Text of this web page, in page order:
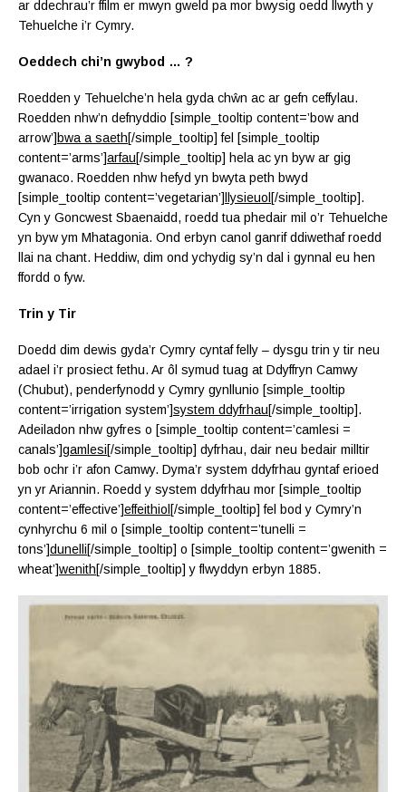
ar ddechrau’r ffilm er mwyn gweld pa mor bwysig oedd llwyth y
Tehuelche i’r Cymry.
Oeddech chi’n gwybod … ?
Roedden y Tehuelche’n hela gyda chŵn ac ar gefn ceffylau.
Roedden nhw’n defnyddio [simple_tooltip content=’bow and
arrow’] bwa a saeth[/simple_tooltip] fel [simple_tooltip
content=’arms’]arfau[/simple_tooltip] hela ac yn byw ar gig
gwanaco. Roedden nhw hefyd yn bwyta peth bwyd
[simple_tooltip content=’vegetarian’] llysieuol [/simple_tooltip].
Cyn y Goncwest Sbaenaidd, roedd tua phedair mil o’r Tehuelche
yn byw ym Mhatagonia. Ond erbyn canol ganrif ddiwethaf roedd
llai na chant. Heddiw, dim ond ychydig sy’n dal i gynnal eu hen
ffordd o fyw.
Trin y Tir
Doedd dim dewis gyda’r Cymry cyntaf felly – dysgu trin y tir neu
adael i’r prosiect fethu. Ar ôl symud tuag at Ddyffryn Camwy
(Chubut), penderfynodd y Cymry gynllunio [simple_tooltip
content=’irrigation system’]system ddyfrhau[/simple_tooltip].
Adeiladon nhw gyfres o [simple_tooltip content=’camlesi =
canals’]gamlesi[/simple_tooltip] dyfrhau, dair neu bedair milltir
bob ochr i’r afon Camwy. Dyma’r system ddyfrhau gyntaf erioed
yn yr Ariannin. Roedd y system ddyfrhau mor [simple_tooltip
content=’effective’]effeithiol [/simple_tooltip] fel bod y Cymry’n
cynhyrchu 6 mil o [simple_tooltip content=’tunelli =
tons’]dunelli[/simple_tooltip] o [simple_tooltip content=’gwenith =
wheat’]wenith[/simple_tooltip] y flwyddyn erbyn 1885.